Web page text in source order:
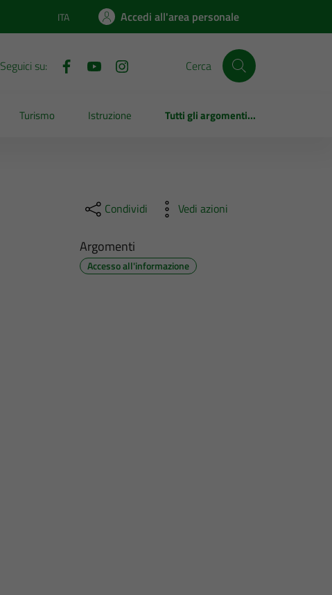
Lingua attiva:
ITA Accedi all'area personale
Seguici su: Cerca
Turismo Istruzione Tutti gli argomenti...
Condividi Vedi azioni
Argomenti
Accesso all'informazione